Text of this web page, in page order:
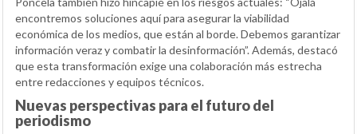
encontremos soluciones aquí para asegurar la viabilidad
económica de los medios, que están al borde. Debemos garantizar
información veraz y combatir la desinformación”. Además, destacó
que esta transformación exige una colaboración más estrecha
entre redacciones y equipos técnicos.
Nuevas perspectivas para el futuro del
periodismo